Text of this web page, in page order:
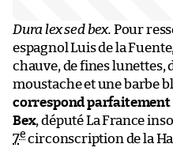
Dura lex sed bex. Pour
espagnol Luis de la
chauve, de fines lunettes,
moustache et une barbe
correspond
Bex, député La France
7e circonscription de la